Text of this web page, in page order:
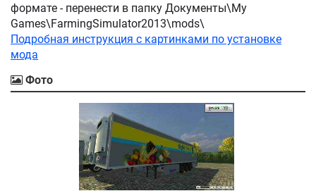
формате - перенести в папку Документы\My
Games\FarmingSimulator2013\mods\
Подробная инструкция с картинками по установке
мода
Фото